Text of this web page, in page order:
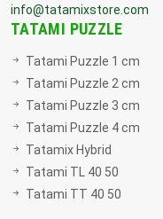
info@tatamixstore.com
TATAMI PUZZLE
Tatami Puzzle 1 cm
Tatami Puzzle 2 cm
Tatami Puzzle 3 cm
Tatami Puzzle 4 cm
Tatamix Hybrid
Tatami TL 40 50
Tatami TT 40 50